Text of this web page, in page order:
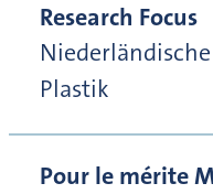
Research Focus
Plastik
Pour le mérite